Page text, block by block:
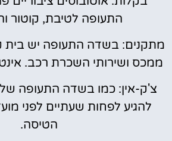
התעופה לטיבת, קוטור
מתקנים: בשדה התעופה יש בית
ממכס ושירותי השכרת רכב.
צ'ק-אין: כמו בשדה התעופה של
להגיע לפחות שעתיים לפני
הטיסה.